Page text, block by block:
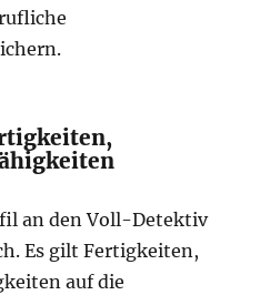
an den Voll-Detektiv
Es gilt Fertigkeiten,
auf die